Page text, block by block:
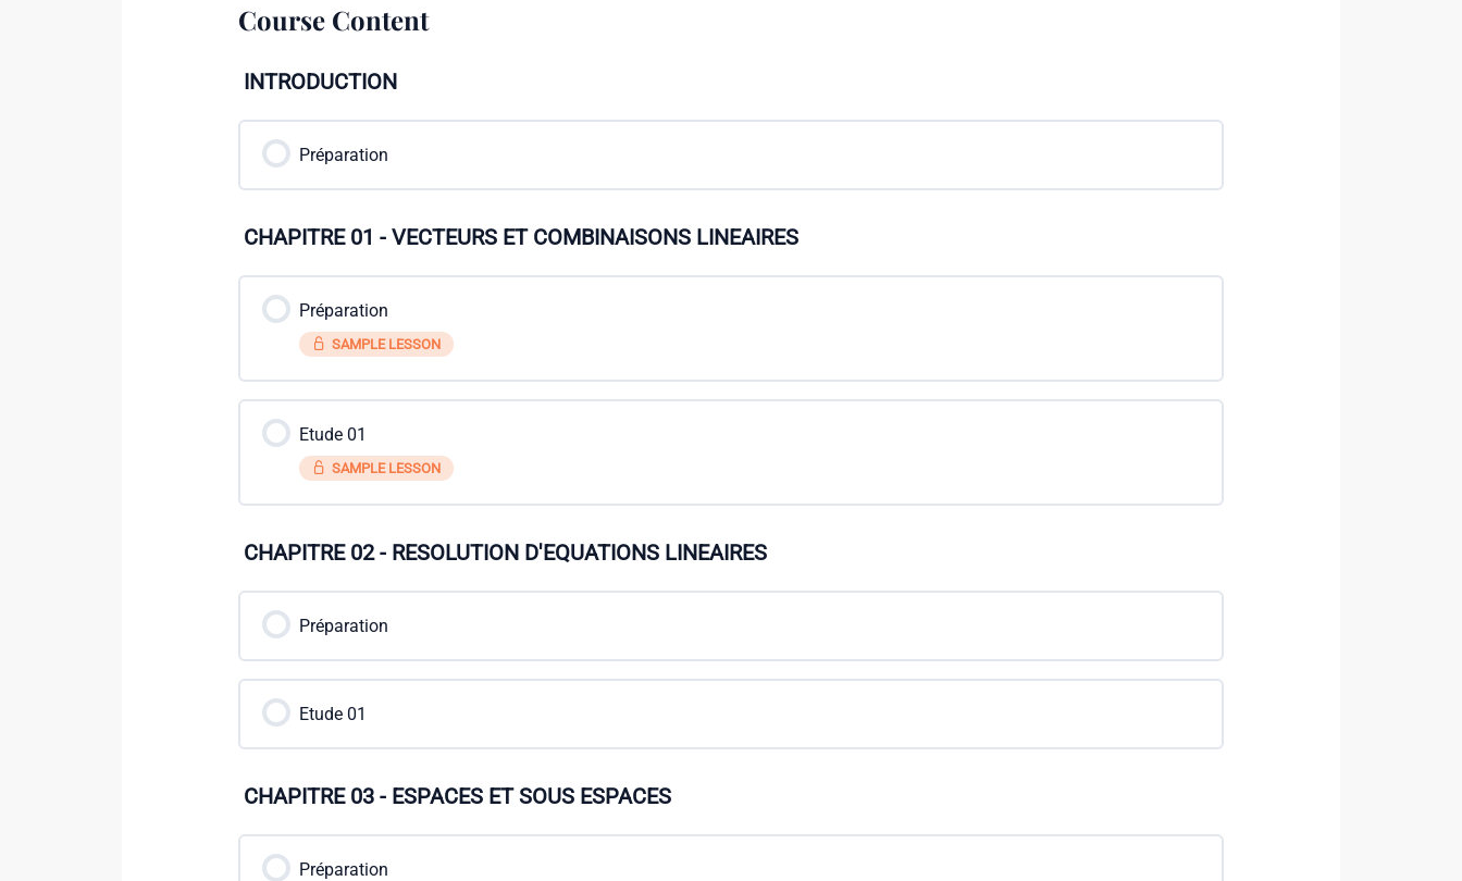
Course Content
INTRODUCTION
Préparation
CHAPITRE 01 - VECTEURS ET COMBINAISONS LINEAIRES
Préparation
SAMPLE LESSON
Etude 01
SAMPLE LESSON
CHAPITRE 02 - RESOLUTION D'EQUATIONS LINEAIRES
Préparation
Etude 01
CHAPITRE 03 - ESPACES ET SOUS ESPACES
Préparation